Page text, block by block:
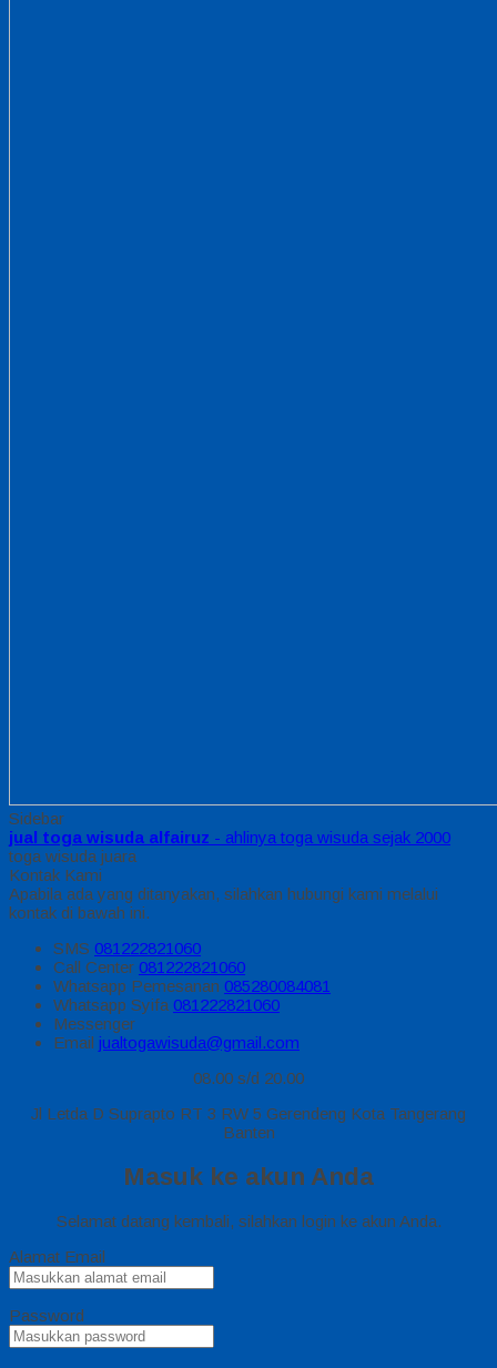
Sidebar
jual toga wisuda alfairuz - ahlinya toga wisuda sejak 2000
toga wisuda juara
Kontak Kami
Apabila ada yang ditanyakan, silahkan hubungi kami melalui
kontak di bawah ini.
SMS 081222821060
Call Center 081222821060
Whatsapp Pemesanan 085280084081
Whatsapp Syifa 081222821060
Messenger
Email jualtogawisuda@gmail.com
08.00 s/d 20.00
Jl Letda D Suprapto RT 3 RW 5 Gerendeng Kota Tangerang
Banten
Masuk ke akun Anda
Selamat datang kembali, silahkan login ke akun Anda.
Alamat Email
Password